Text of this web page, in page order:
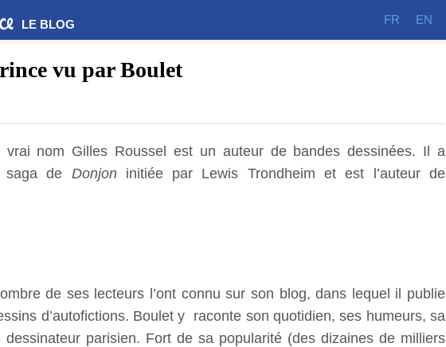
LE BLOG FR EN
vu par Boulet
vrai nom Gilles Roussel est un auteur de bandes dessinées. Il a
saga de Donjoninitiée par Lewis Trondheim et est l’auteur de
de ses lecteurs l’ont connu sur son blog, dans lequel il publie
d’autofictions. Boulet y raconte son quotidien, ses humeurs, sa
dessinateur parisien. Fort de sa popularité (des dizaines de milliers